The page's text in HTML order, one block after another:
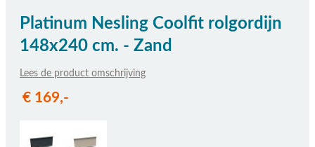
Platinum Nesling Coolfit rolgordijn
148x240 cm. - Zand
Lees de product omschrijving
€ 169,-